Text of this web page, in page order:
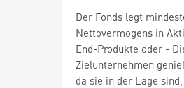
Der Fonds legt
Nettovermögens in
End-Produkte oder -
Zielunternehmen
da sie in der Lage